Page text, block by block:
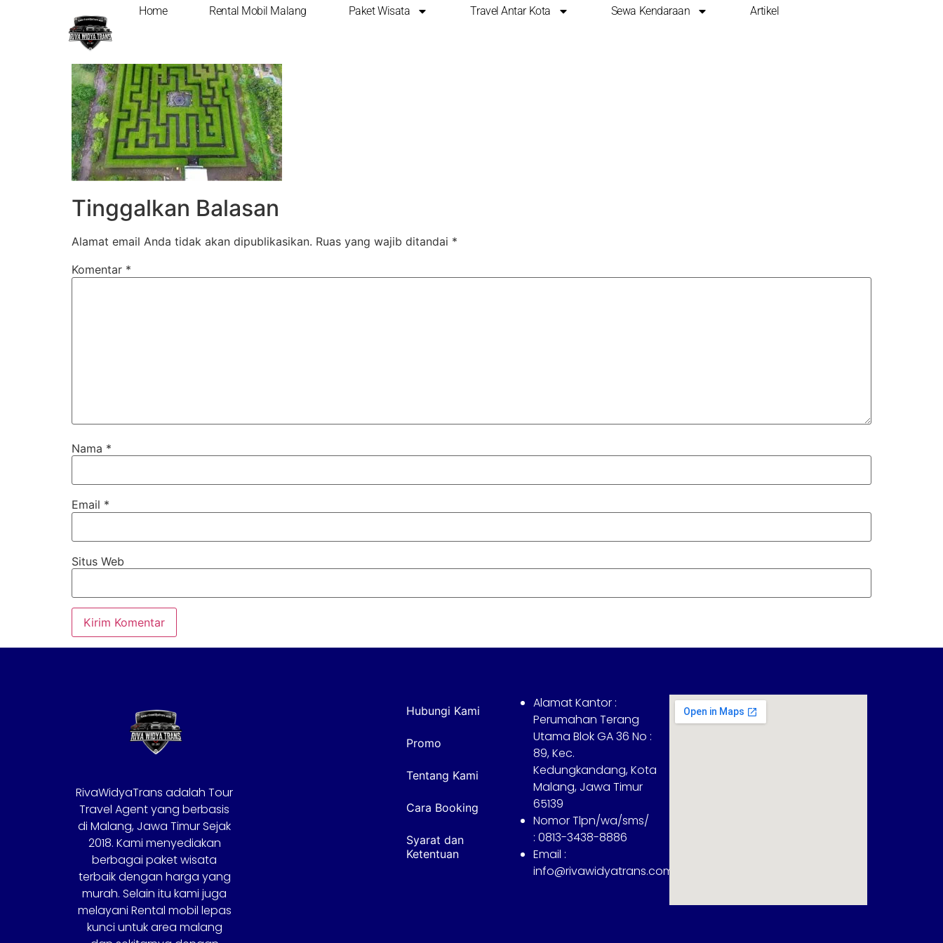
Home Rental Mobil Malang Paket Wisata Travel Antar Kota Sewa Kendaraan Artikel
Tinggalkan Balasan
Alamat email Anda tidak akan dipublikasikan. Ruas yang wajib ditandai *
Komentar *
Nama *
Email *
Situs Web
RivaWidyaTrans adalah Tour
Travel Agent yang berbasis
di Malang, Jawa Timur Sejak
2018. Kami menyediakan
berbagai paket wisata
terbaik dengan harga yang
murah. Selain itu kami juga
melayani Rental mobil lepas
kunci untuk area malang
Hubungi Kami
Promo
Tentang Kami
Cara Booking
Syarat dan
Ketentuan
Alamat Kantor :
Perumahan Terang
Utama Blok GA 36 No :
89, Kec.
Kedungkandang, Kota
Malang, Jawa Timur
65139
Nomor Tlpn/wa/sms/
: 0813-3438-8886
Email :
info@rivawidyatrans.com